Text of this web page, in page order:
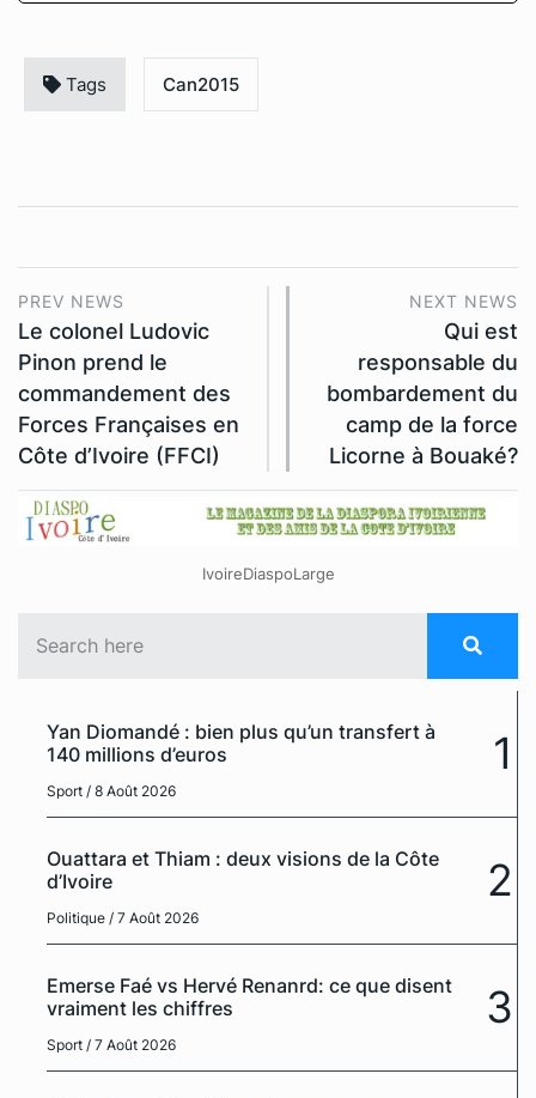
Tags Can2015
PREV NEWS
Le colonel Ludovic
Pinon prend le
commandement des
Forces Françaises en
Côte d’Ivoire (FFCI)
NEXT NEWS
Qui est
responsable du
bombardement du
camp de la force
Licorne à Bouaké?
IvoireDiaspoLarge
Yan Diomandé : bien plus qu’un transfert à
140 millions d’euros
Sport / 8 Août 2026
1
Ouattara et Thiam : deux visions de la Côte
d’Ivoire
Politique / 7 Août 2026
2
Emerse Faé vs Hervé Renanrd: ce que disent
vraiment les chiffres
Sport / 7 Août 2026
3